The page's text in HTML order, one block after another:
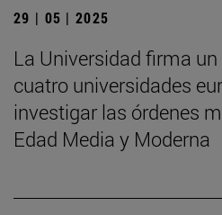
29 | 05 | 2025
La Universidad firma
cuatro universidades
investigar las órdenes
Edad Media y Moderna